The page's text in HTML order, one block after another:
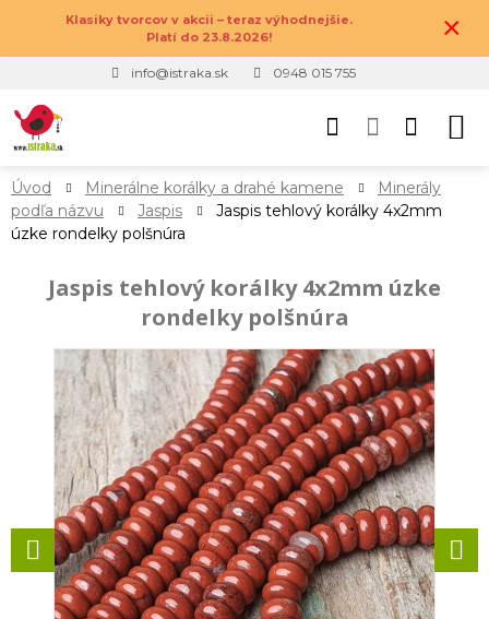
Klasiky tvorcov v akcii – teraz výhodnejšie.
Platí do 23.8.2026!
×
info@istraka.sk 0948 015 755
Úvod Minerálne korálky a drahé kamene
Minerály
podľa názvu
Jaspis
Jaspis tehlový korálky 4x2mm
úzke rondelky polšnúra
Jaspis tehlový korálky 4x2mm úzke
rondelky polšnúra